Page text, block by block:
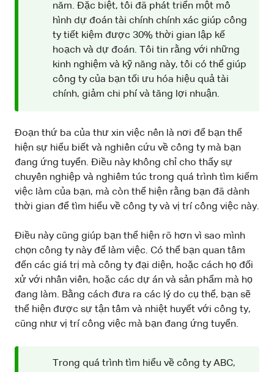
năm. Đặc biệt, tôi đã phát triển một mô
hình dự đoán tài chính chính xác giúp công
ty tiết kiệm được 30% thời gian lập kế
hoạch và dự đoán. Tôi tin rằng với những
kinh nghiệm và kỹ năng này, tôi có thể giúp
công ty của bạn tối ưu hóa hiệu quả tài
chính, giảm chi phí và tăng lợi nhuận.
Đoạn thứ ba của thư xin việc nên là nơi để bạn thể
hiện sự hiểu biết và nghiên cứu về công ty mà bạn
đang ứng tuyển. Điều này không chỉ cho thấy sự
chuyên nghiệp và nghiêm túc trong quá trình tìm kiếm
việc làm của bạn, mà còn thể hiện rằng bạn đã dành
thời gian để tìm hiểu về công ty và vị trí công việc này.
Điều này cũng giúp bạn thể hiện rõ hơn vì sao mình
chọn công ty này để làm việc. Có thể bạn quan tâm
đến các giá trị mà công ty đại diện, hoặc cách họ đối
xử với nhân viên, hoặc các dự án và sản phẩm mà họ
đang làm. Bằng cách đưa ra các lý do cụ thể, bạn sẽ
thể hiện được sự tận tâm và nhiệt huyết với công ty,
cũng như vị trí công việc mà bạn đang ứng tuyển.
Trong quá trình tìm hiểu về công ty ABC,